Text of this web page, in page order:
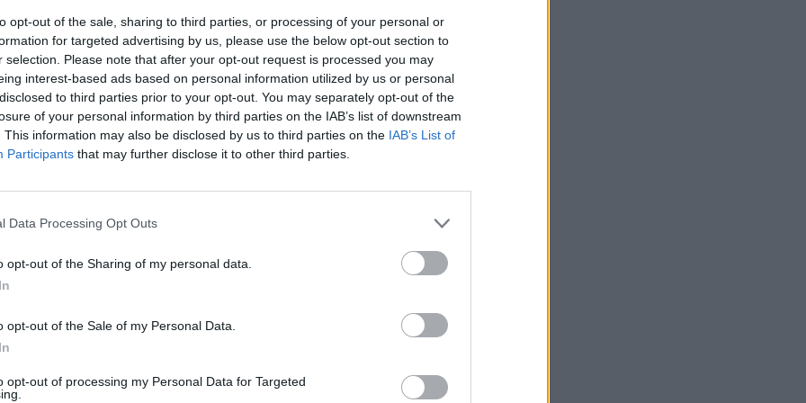
opt-out of the sale, sharing to third parties, or processing of your personal or
for targeted advertising by us, please use the below opt-out section to
selection. Please note that after your opt-out request is processed you may
interest-based ads based on personal information utilized by us or personal
to third parties prior to your opt-out. You may separately opt-out of the
of your personal information by third parties on the IAB’s list of downstream
This information may also be disclosed by us to third parties on the IAB’s List of
Participants that may further disclose it to other third parties.
Data Processing Opt Outs
opt-out of the Sharing of my personal data.
opt-out of the Sale of my Personal Data.
opt-out of processing my Personal Data for Targeted
lotta ad oltranza per
stipendio di novembre
e le lavoratrici dell’Aristor